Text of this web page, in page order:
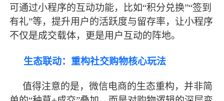
可通过小程序的互动功能，比如“积分兑换”“签到
有礼”等，提升用户的活跃度与留存率，让小程序
不仅是成交载体，更是用户互动的阵地。
生态联动：重构社交购物核心玩法
值得注意的是，微信电商的生态重构，并非简